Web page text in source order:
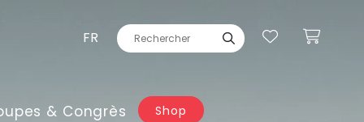
FR
& Congrès Shop